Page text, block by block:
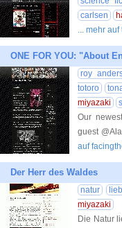
carlsen
... mehr
ONE FOR YOU: "About
roy
totoro
miyazaki
Our
guest
auf
Der Herr des Waldes
natur
miyazaki
Die Natur